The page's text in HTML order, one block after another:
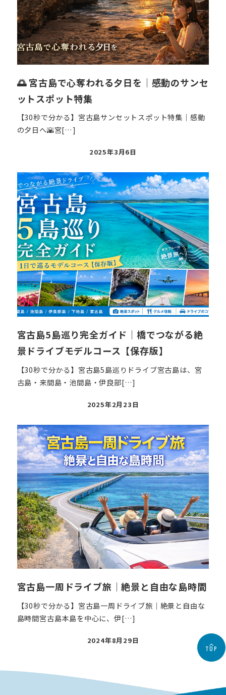
🌅 宮古島で心奪われる夕日を｜感動のサンセ
ットスポット特集
【30秒で分かる】宮古島サンセットスポット特集｜感動
の夕日へ🌇宮[…]
投
日
2025年3月6日
宮古島5島巡り完全ガイド｜橋でつながる絶
景ドライブモデルコース【保存版】
【30秒で分かる】宮古島5島巡りドライブ宮古島は、宮
古島・来間島・池間島・伊良部[…]
投
日
2025年2月23日
宮古島一周ドライブ旅｜絶景と自由な島時間
【30秒で分かる】宮古島一周ドライブ旅｜絶景と自由な
島時間宮古島本島を中心に、伊[…]
投
2024年8月29日
TOP